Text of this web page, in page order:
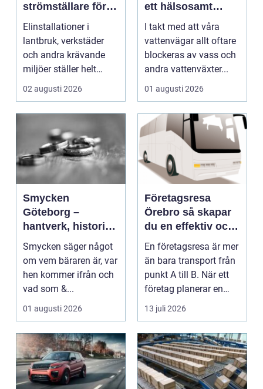
strömställare för
krävande miljöer
Elinstallationer i
lantbruk, verkstäder
och andra krävande
miljöer ställer helt
andra krav än i ett ...
02 augusti 2026
ett hälsosamt
vattenlandskap
I takt med att våra
vattenvägar allt oftare
blockeras av vass och
andra vattenväxter...
01 augusti 2026
Smycken
Göteborg –
hantverk, historia
och personligt
uttryck
Smycken säger något
om vem bäraren är, var
hen kommer ifrån och
vad som &...
01 augusti 2026
Företagsresa
Örebro så skapar
du en effektiv och
minnesvärd resa
En företagsresa är mer
än bara transport från
punkt A till B. När ett
företag planerar en
resa för m...
13 juli 2026